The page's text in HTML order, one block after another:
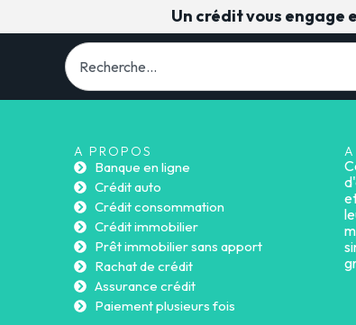
Un crédit vous engage
A PROPOS
Banque en ligne
Crédit auto
Crédit consommation
Crédit immobilier
Prêt immobilier sans apport
Rachat de crédit
Assurance crédit
Paiement plusieurs fois